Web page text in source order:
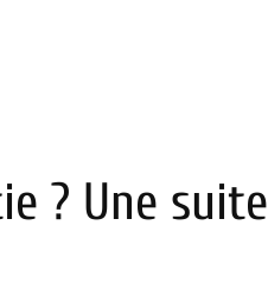
? Une suite